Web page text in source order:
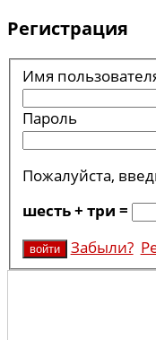
Регистрация
Имя
Пароль
Пожалуйста,
шесть + три =
Забыли?